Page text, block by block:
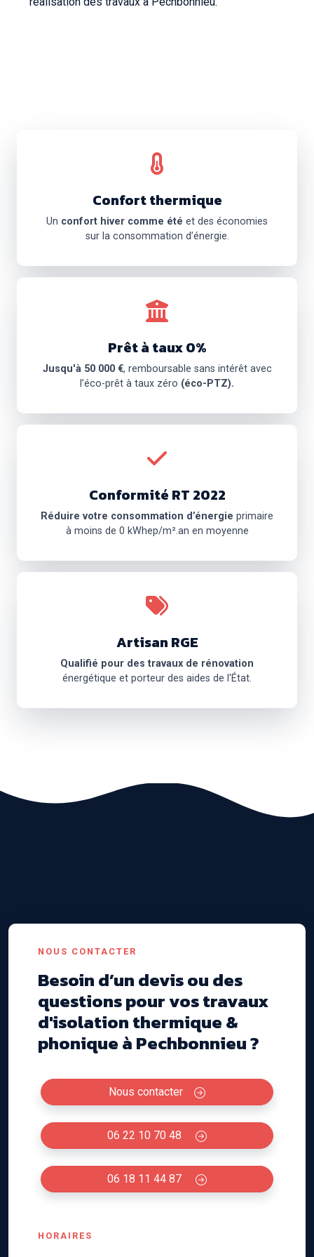
Confort thermique
Un confort hiver comme été et des économies
sur la consommation d’énergie.
Prêt à taux 0%
Jusqu'à 50 000 €, remboursable sans intérêt avec
l’éco-prêt à taux zéro (éco-PTZ).
Conformité RT 2022
Réduire votre consommation d’énergie primaire
à moins de 0 kWhep/m².an en moyenne
Artisan RGE
Qualifié pour des travaux de rénovation
énergétique et porteur des aides de l'État.
NOUS CONTACTER
Besoin d’un devis ou des
questions pour vos travaux
d'isolation thermique &
phonique à Pechbonnieu ?
Nous contacter
06 22 10 70 48
06 18 11 44 87
HORAIRES